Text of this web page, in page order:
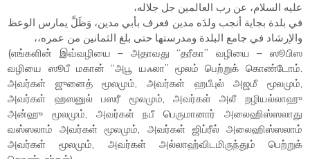
عليه السلام، عن رب العالمين جل جلاله،
في بلدة بجاية أنجب ولدَه مدين فعرف بأبي مدين، وَظَلَّ يمارس الوعظ
والإرشاد في جامع البلدة ومدرستها حتى بلغ الثمانين من عمره،،
(எங்களின் இவ்வழியை – அதாவது “தரீகா” வழியை – ஸூபிஸ
வழியை ஸூபீ மகான் “அபூ யஃலா” மூலம் பெற்றுக் கொண்டோம்.
அவர்கள் ஜுனைத் மூலமும், அவர்கள் ஹபீபுல் அஜமீ மூலமும்,
அவர்கள் ஹஸனுல் பஸரீ மூலமும், அவர்கள் அலீ றழியல்லாஹு
அன்ஹு மூலமும், அவர்கள் நபீ பெருமானார் அலைஹிஸ்ஸலாது
வஸ்ஸலாம் அவர்கள் மூலமும், அவர்கள் ஜிப்ரீல் அலைஹிஸ்ஸலாம்
அவர்கள் மூலமும், அவர்கள் அல்லாஹ்விடமிருந்தும் பெற்றுக்